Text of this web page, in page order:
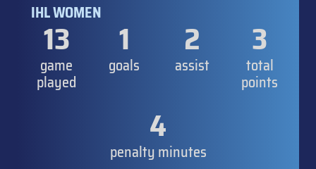
IHL WOMEN
13
game
played
1
goals
2
assist
3
total
points
4
penalty minutes